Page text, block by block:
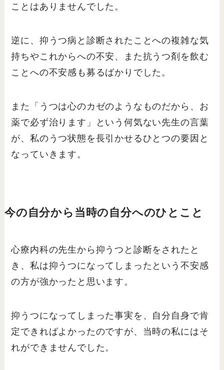
ことはありませんでした。
逆に、抑うつ病と診断されたことへの複雑な気
持ちやこれからへの不安、また抗うつ剤を飲む
ことへの不安感も募るばかりでした。
また「うつは心のカゼのようなものだから、お
薬で必ず治ります」という何気ない先生の言葉
が、私のうつ状態を長引かせるひとつの要因と
なっていきます。
今の自分から当時の自分へのひとこと
心療内科の先生から抑うつと診断をされたと
き、私は抑うつになってしまったという不安感
の方が強かったと思います。
抑うつになってしまった事実を、自分自身で肯
定できればよかったのですが、当時の私にはそ
れができませんでした。